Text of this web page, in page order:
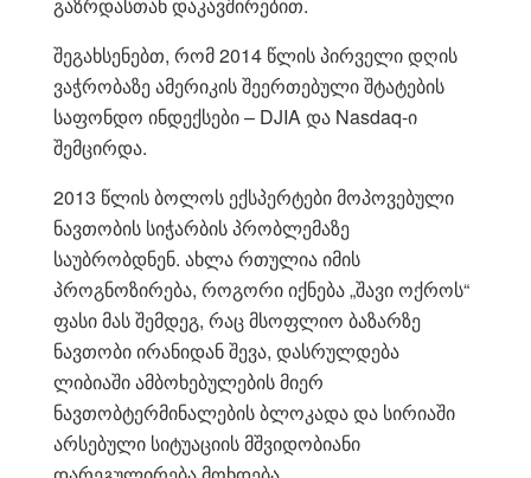
შეგახსენებთ, რომ 2014 წლის პირველი დღის
ვაჭრობაზე ამერიკის შეერთებული შტატების
საფონდო ინდექსები – DJIA და Nasdaq-ი
შემცირდა.
2013 წლის ბოლოს ექსპერტები მოპოვებული
ნავთობის სიჭარბის პრობლემაზე
საუბრობდნენ. ახლა რთულია იმის
პროგნოზირება, როგორი იქნება „შავი ოქროს“
ფასი მას შემდეგ, რაც მსოფლიო ბაზარზე
ნავთობი ირანიდან შევა, დასრულდება
ლიბიაში ამბოხებულების მიერ
ნავთობტერმინალების ბლოკადა და სირიაში
არსებული სიტუაციის მშვიდობიანი